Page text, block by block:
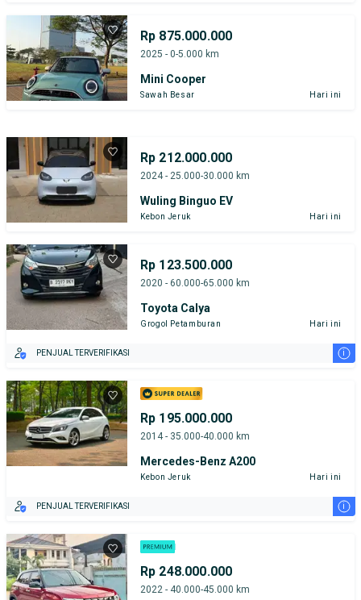
Rp 875.000.000
2025 - 0-5.000 km
Mini Cooper
Sawah Besar Hari ini
Rp 212.000.000
2024 - 25.000-30.000 km
Wuling Binguo EV
Kebon Jeruk Hari ini
Rp 123.500.000
2020 - 60.000-65.000 km
Toyota Calya
Grogol Petamburan Hari ini
PENJUAL TERVERIFIKASI i
Rp 195.000.000
2014 - 35.000-40.000 km
Mercedes-Benz A200
Kebon Jeruk Hari ini
PENJUAL TERVERIFIKASI i
Rp 248.000.000
2022 - 40.000-45.000 km